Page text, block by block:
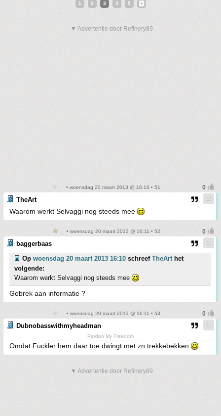
1 2 3 4 5
▼ Advertentie door Refinery89
• woensdag 20 maart 2013 @ 16:10 • 51
TheArt
Waarom werkt Selvaggi nog steeds mee
• woensdag 20 maart 2013 @ 16:11 • 52
baggerbaas
Op woensdag 20 maart 2013 16:10 schreef TheArthet
volgende:
Waarom werkt Selvaggi nog steeds mee
Gebrek aan informatie ?
• woensdag 20 maart 2013 @ 16:11 • 53
Dubnobasswithmyheadman
Pardon My Freedom
Omdat Fuckler hem daar toe dwingt met zn trekkebekken
▼ Advertentie door Refinery89